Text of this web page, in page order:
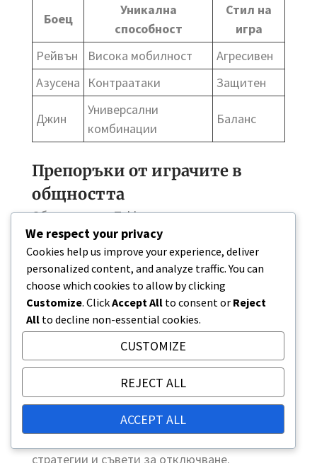
Боец
Уникална
способност
Стил на
игра
Рейвън
Висока мобилност
Агресивен
Азусена
Контраатаки Защитен
Джин
Универсални
комбинации
Баланс
Препоръки от играчите в
общността
Общността на Tekken често подчертава
специфични бойци на базата на тяхната
ефективност и популярност. Персонажи
като Рейвън и Джин често се препоръчват
заради балансираните си умения и
адаптивност в различни мачове.
Форумите на общността и платформите за
социални медии са отлични ресурси за
откриване на коибойци вмомента са
предпочитани в конкурентната игра.
Взаимодействието с тези общности може
стратегии и съвети за отключване.
We respect your privacy
Cookies help us improve your experience, deliver
personalized content, and analyze traffic. You can
choose which cookies to allow by clicking
Customize. ClickAccept All to consent or Reject
All to decline non-essential cookies.
CUSTOMIZE
REJECT ALL
ACCEPT ALL